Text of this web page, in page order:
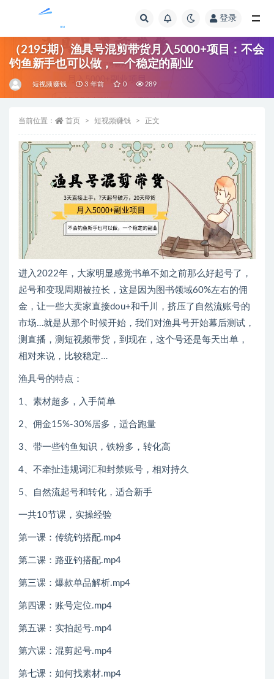
登录
（2195期）渔具号混剪带货月入5000+项目：不会
钓鱼新手也可以做，一个稳定的副业
短视频赚钱 3 年前 0 289
当前位置： 首页 短视频赚钱 正文
进入2022年，大家明显感觉书单不如之前那么好起号了，
起号和变现周期被拉长，这是因为图书领域60%左右的佣
金，让一些大卖家直接dou+和千川，挤压了自然流账号的
市场…就是从那个时候开始，我们对渔具号开始幕后测试，
测直播，测短视频带货，到现在，这个号还是每天出单，
相对来说，比较稳定…
渔具号的特点：
1、素材超多，入手简单
2、佣金15%-30%居多，适合跑量
3、带一些钓鱼知识，铁粉多，转化高
4、不牵扯违规词汇和封禁账号，相对持久
5、自然流起号和转化，适合新手
一共10节课，实操经验
第一课：传统钓搭配.mp4
第二课：路亚钓搭配.mp4
第三课：爆款单品解析.mp4
第四课：账号定位.mp4
第五课：实拍起号.mp4
第六课：混剪起号.mp4
第七课：如何找素材.mp4